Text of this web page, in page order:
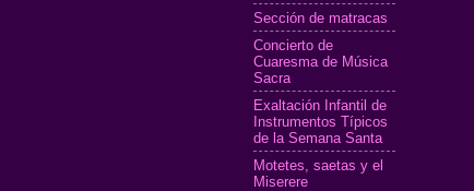
Sección de matracas
Concierto de
Cuaresma de Música
Sacra
Exaltación Infantil de
Instrumentos Típicos
de la Semana Santa
Motetes, saetas y el
Miserere